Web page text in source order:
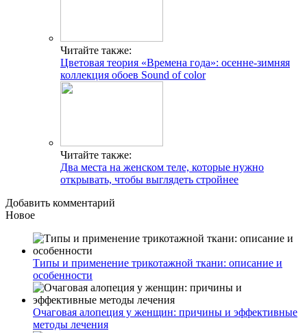
Читайте также:
Цветовая теория «Времена года»: осенне-зимняя
коллекция обоев Sound of color
Читайте также:
Два места на женском теле, которые нужно
открывать, чтобы выглядеть стройнее
Добавить комментарий
Новое
Типы и применение трикотажной ткани: описание и
особенности
Очаговая алопеция у женщин: причины и эффективные
методы лечения